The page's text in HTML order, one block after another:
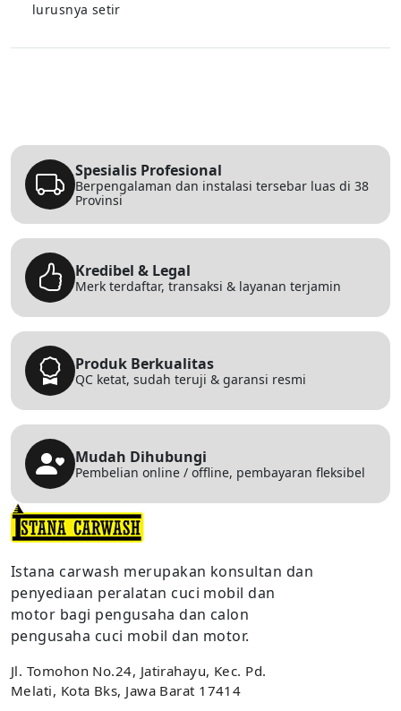
lurusnya setir
Spesialis Profesional
Berpengalaman dan instalasi tersebar luas di 38
Provinsi
Kredibel & Legal
Merk terdaftar, transaksi & layanan terjamin
Produk Berkualitas
QC ketat, sudah teruji & garansi resmi
Mudah Dihubungi
Pembelian online / offline, pembayaran fleksibel
Istana carwash merupakan konsultan dan
penyediaan peralatan cuci mobil dan
motor bagi pengusaha dan calon
pengusaha cuci mobil dan motor.
Jl. Tomohon No.24, Jatirahayu, Kec. Pd.
Melati, Kota Bks, Jawa Barat 17414